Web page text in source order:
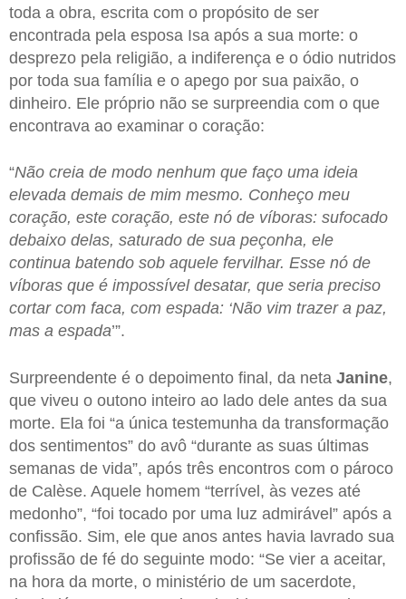
toda a obra, escrita com o propósito de ser
encontrada pela esposa Isa após a sua morte: o
desprezo pela religião, a indiferença e o ódio nutridos
por toda sua família e o apego por sua paixão, o
dinheiro. Ele próprio não se surpreendia com o que
encontrava ao examinar o coração:
“Não creia de modo nenhum que faço uma ideia
elevada demais de mim mesmo. Conheço meu
coração, este coração, este nó de víboras: sufocado
debaixo delas, saturado de sua peçonha, ele
continua batendo sob aquele fervilhar. Esse nó de
víboras que é impossível desatar, que seria preciso
cortar com faca, com espada: ‘Não vim trazer a paz,
mas a espada’”.
Surpreendente é o depoimento final, da neta Janine,
que viveu o outono inteiro ao lado dele antes da sua
morte. Ela foi “a única testemunha da transformação
dos sentimentos” do avô “durante as suas últimas
semanas de vida”, após três encontros com o pároco
de Calèse. Aquele homem “terrível, às vezes até
medonho”, “foi tocado por uma luz admirável” após a
confissão. Sim, ele que anos antes havia lavrado sua
profissão de fé do seguinte modo: “Se vier a aceitar,
na hora da morte, o ministério de um sacerdote,